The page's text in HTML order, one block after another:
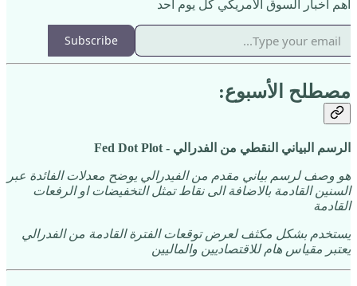
اهم اخبار السوق الامريكي كل يوم احد
Subscribe
مصطلح الأسبوع:
الرسم البياني النقطي من الفدرالي - Fed Dot Plot
هو وصف لرسم بياني مقدم من الفيدرالي يوضح معدلات الفائدة عبر
السنين القادمة بالاضافة الى نقاط تمثل التخفيضات او الرفعات
القادمة
يستخدم بشكل مكثف لعرض توقعات الفترة القادمة من الفدرالي
يعتبر مقياس هام للاقتصاديين والماليين